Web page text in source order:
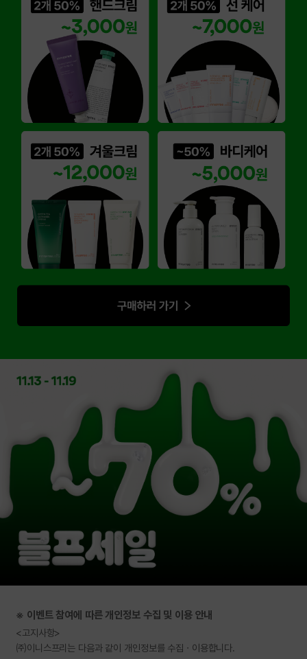
※ 이벤트 참여에 따른 개인정보 수집 및 이용 안내
<고지사항>
㈜이니스프리는 다음과 같이 개인정보를 수집ㆍ이용합니다.